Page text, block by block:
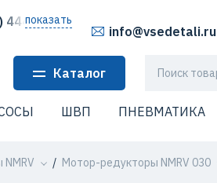
444-64-80
показать
info@vsedetali.ru
Каталог
ШВП ПНЕВМАТИКА
Мотор-редукторы NMRV 030